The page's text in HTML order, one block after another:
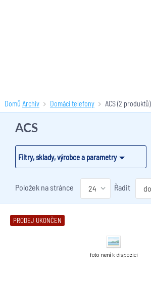
Domů Archiv Domácí telefony ACS(2 produktů)
Filtry, sklady, výrobce a parametry
ACS
Položek na stránce Řadit
PRODEJ UKONČEN